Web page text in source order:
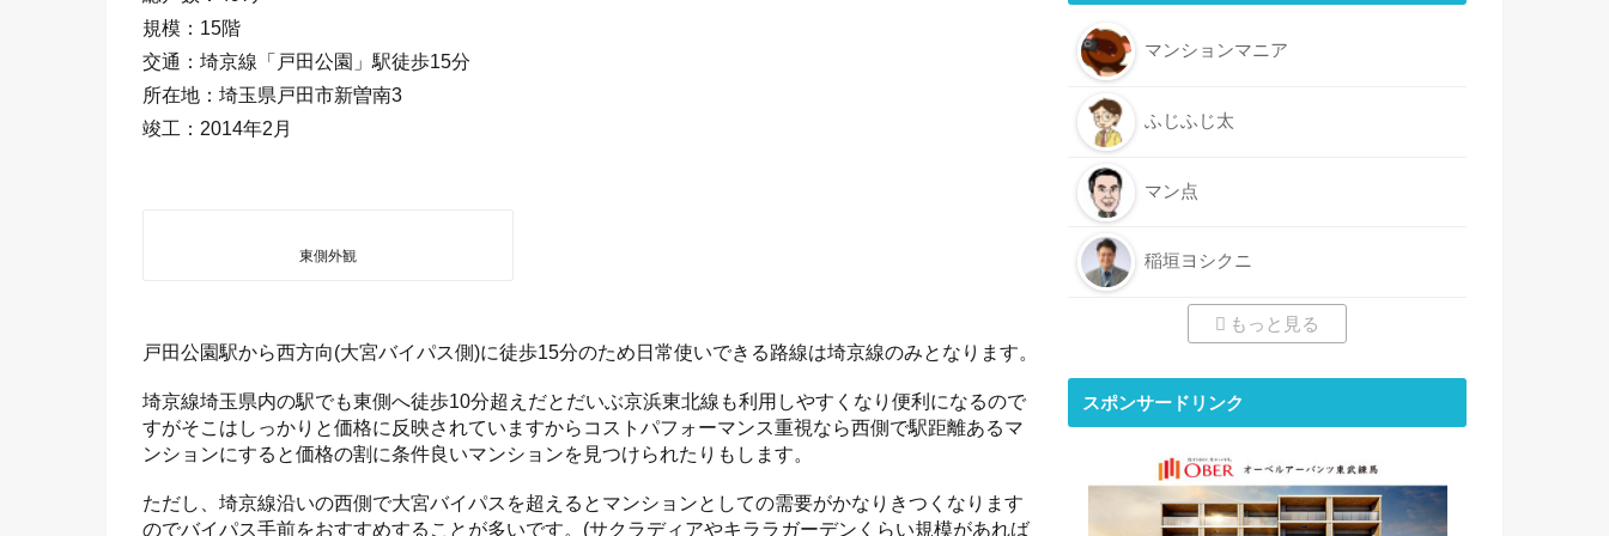
規模：15階
交通：埼京線「戸田公園」駅徒歩15分
所在地：埼玉県戸田市新曽南3
竣工：2014年2月
東側外観
戸田公園駅から西方向(大宮バイパス側)に徒歩15分のため日常使いできる路線は埼京線のみとなります。
埼京線埼玉県内の駅でも東側へ徒歩10分超えだとだいぶ京浜東北線も利用しやすくなり便利になるので
すがそこはしっかりと価格に反映されていますからコストパフォーマンス重視なら西側で駅距離あるマ
ンションにすると価格の割に条件良いマンションを見つけられたりもします。
ただし、埼京線沿いの西側で大宮バイパスを超えるとマンションとしての需要がかなりきつくなります
のでバイパス手前をおすすめすることが多いです。(サクラディアやキララガーデンくらい規模があれば
マンションマニア
ふじふじ太
マン点
稲垣ヨシクニ
もっと見る
スポンサードリンク